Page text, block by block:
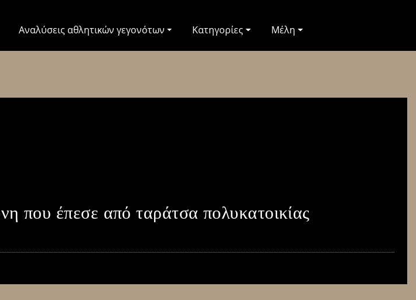
Αναλύσεις αθλητικών γεγονότων Κατηγορίες Μέλη
που έπεσε από ταράτσα πολυκατοικίας